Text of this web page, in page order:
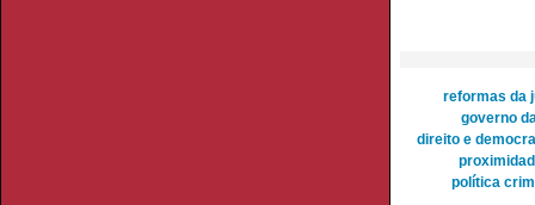
reformas da
governo
direito e
política